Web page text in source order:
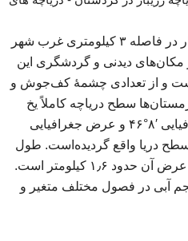
دریاچه آب شیرین زریبار یا زریوار در فاصله ۳ کیلومتری غرب شهر
مکان‌های دیدنی و گردشگری این
و از تعدادی چشمهٔ کف‌جوش و
سطح دریاچه کاملاً یخ
می‌بندد. این تالاب در طول جغرافیایی ′۸°۴۶ و عرض جغرافیایی
۱۲۸۵ متری از سطح دریا واقع گردیده‌است. طول
دریاچه زریبار حدود ۵ کیلومتر و عرض آن حدود ۱٫۶ کیلومتر است.
آبی در فصول مختلف متغیر و